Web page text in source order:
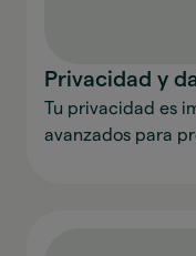
Privacidad y
Tu privacidad es
avanzados para